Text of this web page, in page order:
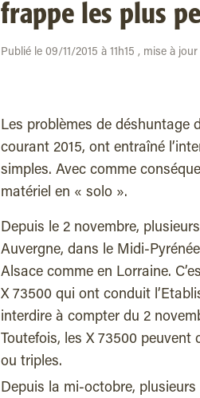
frappe les plus
Publié le 09/11/2015 à 11h15 , mise à
Les problèmes de déshuntage
courant 2015, ont entraîné
simples. Avec comme
matériel en « solo ».
Depuis le 2 novembre,
Auvergne, dans le Midi-
Alsace comme en Lorraine.
X 73500 qui ont conduit
interdire à compter du 2
Toutefois, les X 73500
ou triples.
Depuis la mi-octobre,